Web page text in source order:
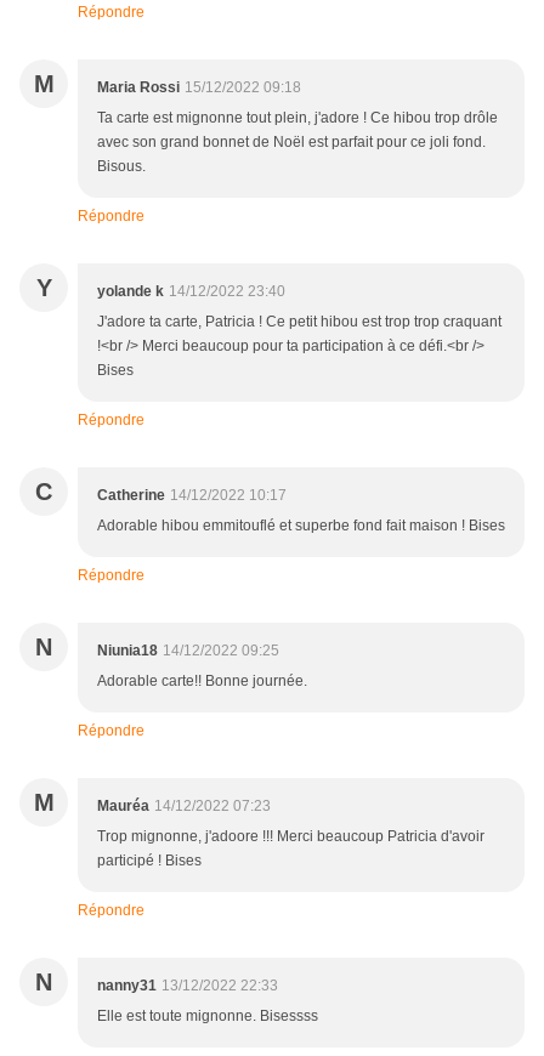
Répondre
M Maria Rossi 15/12/2022 09:18
Ta carte est mignonne tout plein, j'adore ! Ce hibou trop drôle
avec son grand bonnet de Noël est parfait pour ce joli fond.
Bisous.
Répondre
Y yolande k 14/12/2022 23:40
J'adore ta carte, Patricia ! Ce petit hibou est trop trop craquant
!<br /> Merci beaucoup pour ta participation à ce défi.<br />
Bises
Répondre
C Catherine 14/12/2022 10:17
Adorable hibou emmitouflé et superbe fond fait maison ! Bises
Répondre
N Niunia18 14/12/2022 09:25
Adorable carte!! Bonne journée.
Répondre
M Mauréa 14/12/2022 07:23
Trop mignonne, j'adoore !!! Merci beaucoup Patricia d'avoir
participé ! Bises
Répondre
N nanny31 13/12/2022 22:33
Elle est toute mignonne. Bisessss